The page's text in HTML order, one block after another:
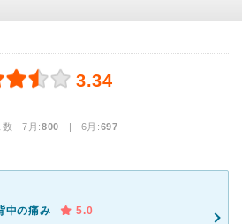
3.34
数 7月:800 | 6月:697
中の痛み
5.0